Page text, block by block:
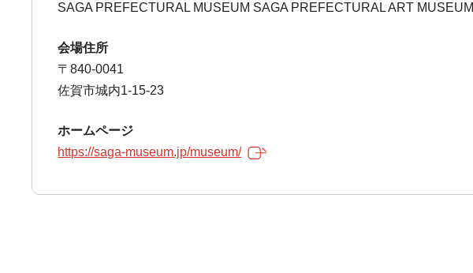
SAGA PREFECTURAL MUSEUM SAGA PREFECTURAL ART MUSEUM
会場住所
〒840-0041
佐賀市城内1-15-23
ホームページ
https://saga-museum.jp/museum/